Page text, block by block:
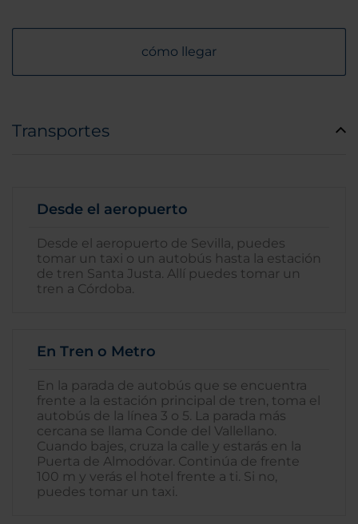
cómo llegar
Transportes
Desde el aeropuerto
Desde el aeropuerto de Sevilla, puedes
tomar un taxi o un autobús hasta la estación
de tren Santa Justa. Allí puedes tomar un
tren a Córdoba.
En Tren o Metro
En la parada de autobús que se encuentra
frente a la estación principal de tren, toma el
autobús de la línea 3 o 5. La parada más
cercana se llama Conde del Vallellano.
Cuando bajes, cruza la calle y estarás en la
Puerta de Almodóvar. Continúa de frente
100 m y verás el hotel frente a ti. Si no,
puedes tomar un taxi.